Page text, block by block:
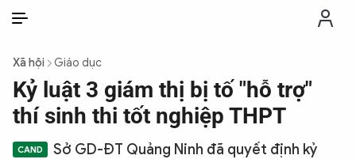
THỜI SỰ
Xã hội Giáo dục
Kỷ luật 3 giám thị bị tố "hỗ trợ"
thí sinh thi tốt nghiệp THPT
Sở GD-ĐT Quảng Ninh đã quyết định kỷ